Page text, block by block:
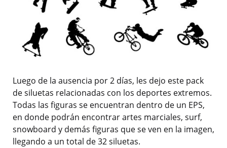
Luego de la ausencia por 2 días, les dejo este pack
de siluetas relacionadas con los deportes extremos.
Todas las figuras se encuentran dentro de un EPS,
en donde podrán encontrar artes marciales, surf,
snowboard y demás figuras que se ven en la imagen,
llegando a un total de 32 siluetas.